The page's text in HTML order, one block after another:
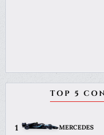
TOP 5
1 MERCEDES